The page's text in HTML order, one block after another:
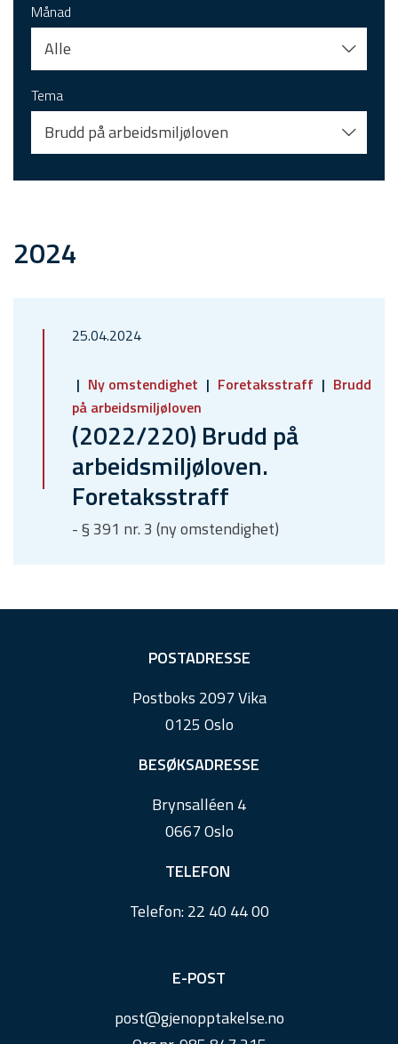
Månad
Alle
Tema
Brudd på arbeidsmiljøloven
2024
25.04.2024
Ny omstendighet Foretaksstraff
Brudd
på arbeidsmiljøloven
(2022/220) Brudd på
arbeidsmiljøloven.
Foretaksstraff
- § 391 nr. 3 (ny omstendighet)
POSTADRESSE
Postboks 2097 Vika
0125 Oslo
BESØKSADRESSE
Brynsalléen 4
0667 Oslo
TELEFON
Telefon:22 40 44 00
E-POST
post@gjenopptakelse.no